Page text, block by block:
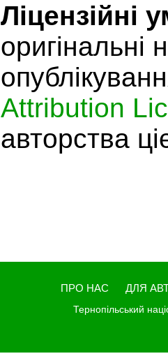
Ліцензійні
оригінальні
Attribution
авторства
ПРО НАС ДЛЯ
Тернопільський